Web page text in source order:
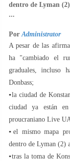
dentro de Lyman
...
Por Administrator
A pesar de las
ha "cambiado el
graduales, incluso
Donbass;
▪️la ciudad de
ciudad ya están
proucraniano Live
▪️el mismo mapa
dentro de Lyman (2)
▪️tras la toma de